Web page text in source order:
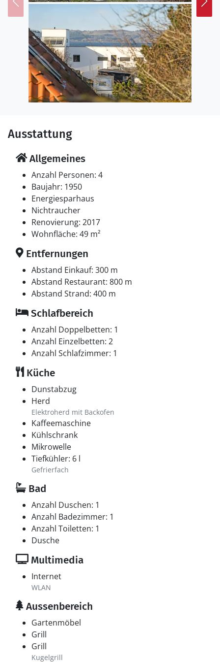
Ausstattung
Allgemeines
Anzahl Personen: 4
Baujahr: 1950
Energiesparhaus
Nichtraucher
Renovierung: 2017
Wohnfläche: 49 m²
Entfernungen
Abstand Einkauf: 300 m
Abstand Restaurant: 800 m
Abstand Strand: 400 m
Schlafbereich
Anzahl Doppelbetten: 1
Anzahl Einzelbetten: 2
Anzahl Schlafzimmer: 1
Küche
Dunstabzug
Herd
Elektroherd mit Backofen
Kaffeemaschine
Kühlschrank
Mikrowelle
Tiefkühler: 6 l
Gefrierfach
Bad
Anzahl Duschen: 1
Anzahl Badezimmer: 1
Anzahl Toiletten: 1
Dusche
Multimedia
Internet
WLAN
Aussenbereich
Gartenmöbel
Grill
Grill
Kugelgrill